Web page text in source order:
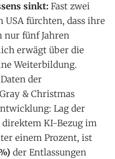
sinkt: Fast zwei
USA fürchten, dass ihre
nur fünf Jahren
erwägt über die
Weiterbildung.
Daten der
& Christmas
Lag der
KI-Bezug im
einem Prozent, ist
der Entlassungen